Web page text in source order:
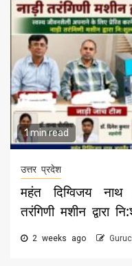
1 min read
उत्तर प्रदेश
महंत दिग्विजय
तरंगिणी मशीन द्वारा
2 weeks ago